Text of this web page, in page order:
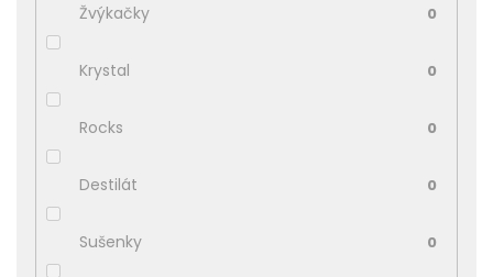
Žvýkačky 0
Krystal 0
Rocks 0
Destilát 0
Sušenky 0